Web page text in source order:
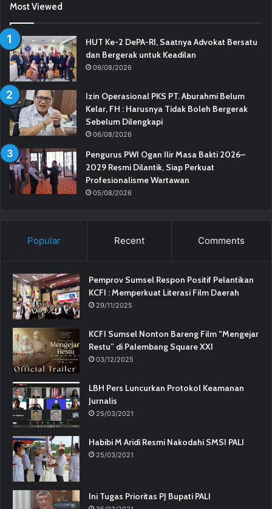
Most Viewed
HUT Ke-2 DePA-RI, Saatnya Advokat Bersatu
dan Bergerak untuk Keadilan
09/08/2026
Izin Operasional PKS PT. Aburahmi Belum
Kelar, FH : Harusnya Tidak Boleh Bergerak
Sebelum Dilengkapi
06/08/2026
Pengurus PWI Ogan Ilir Masa Bakti 2026–
2029 Resmi Dilantik, Siap Perkuat
Profesionalisme Wartawan
05/08/2026
Popular Recent Comments
Pemprov Sumsel Respon Positif Pelantikan
KCFI : Memperkuat Literasi Film Daerah
29/11/2025
KCFI Sumsel Nonton Bareng Film “Mengejar
Restu” di Palembang Square XXI
03/12/2025
LBH Pers Luncurkan Protokol Keamanan
Jurnalis
25/03/2021
Habibi M Aridi Resmi Nakodahi SMSI PALI
25/03/2021
Ini Tugas Prioritas PJ Bupati PALI